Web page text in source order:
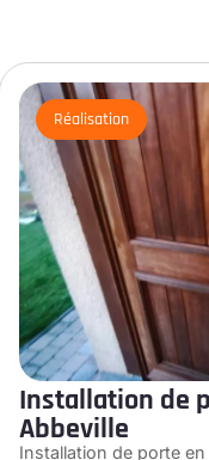
Réalisation
Installation de
Abbeville
Installation de porte